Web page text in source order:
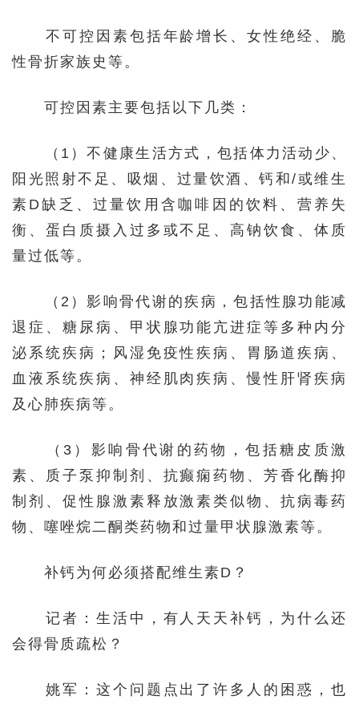
不可控因素包括年龄增长、女性绝经、脆
性骨折家族史等。
可控因素主要包括以下几类：
（1）不健康生活方式，包括体力活动少、
阳光照射不足、吸烟、过量饮酒、钙和/或维生
素D缺乏、过量饮用含咖啡因的饮料、营养失
衡、蛋白质摄入过多或不足、高钠饮食、体质
量过低等。
（2）影响骨代谢的疾病，包括性腺功能减
退症、糖尿病、甲状腺功能亢进症等多种内分
泌系统疾病；风湿免疫性疾病、胃肠道疾病、
血液系统疾病、神经肌肉疾病、慢性肝肾疾病
及心肺疾病等。
（3）影响骨代谢的药物，包括糖皮质激
素、质子泵抑制剂、抗癫痫药物、芳香化酶抑
制剂、促性腺激素释放激素类似物、抗病毒药
物、噻唑烷二酮类药物和过量甲状腺激素等。
补钙为何必须搭配维生素D？
记者：生活中，有人天天补钙，为什么还
会得骨质疏松？
姚军：这个问题点出了许多人的困惑，也